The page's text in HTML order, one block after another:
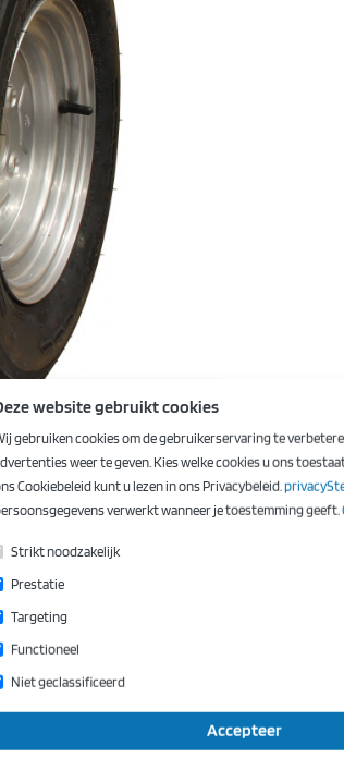
website gebruikt cookies
gebruiken cookies om de gebruikerservaring te
weer te geven. Kies welke cookies u ons
Cookiebeleid kunt u lezen in ons Privacybeleid.
verwerkt wanneer je toestemming geeft.
Strikt noodzakelijk
Prestatie
Targeting
Functioneel
Niet geclassificeerd
Accepteer